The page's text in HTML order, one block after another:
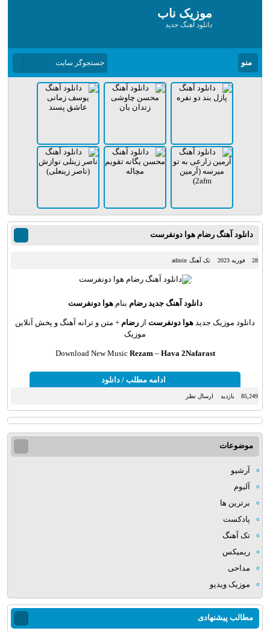
موزیک ناب
دانلود آهنگ جدید
منو
دانلود آهنگ رضام هوا دونفرست
28 فوریه 2023 تک آهنگ admin
دانلود آهنگ جدید رضام بنامهوا دونفرست
دانلود موزیک جدید هوا دونفرست از رضام + متن و ترانه آهنگ و پخش آنلاین
موزیک
Download New Music Rezam– Hava 2Nafarast
ادامه مطلب / دانلود
85,249 بازدید ارسال نظر
موضوعات
آرشیو
آلبوم
برترین ها
پادکست
تک آهنگ
ریمیکس
مداحی
موزیک ویدیو
مطالب پیشنهادی